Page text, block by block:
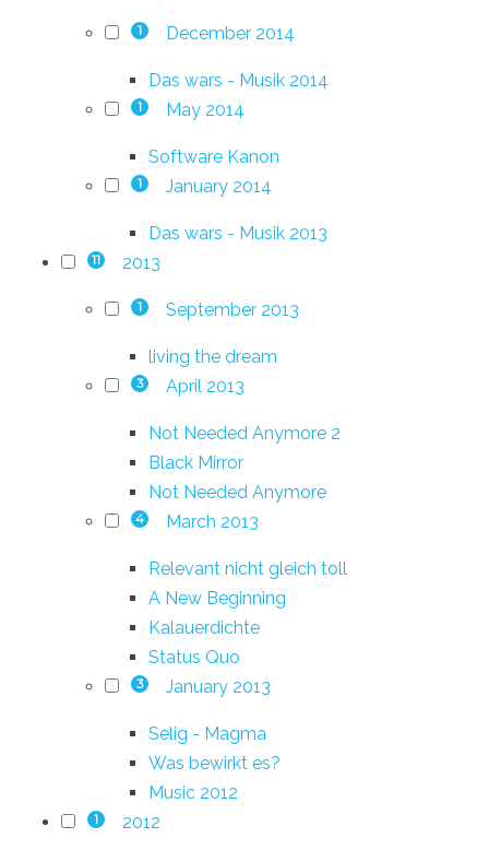
1 December 2014
Das wars - Musik 2014
1 May 2014
Software Kanon
1 January 2014
Das wars - Musik 2013
11 2013
1 September 2013
living the dream
3 April 2013
Not Needed Anymore 2
Black Mirror
Not Needed Anymore
4 March 2013
Relevant nicht gleich toll
A New Beginning
Kalauerdichte
Status Quo
3 January 2013
Selig - Magma
Was bewirkt es?
Music 2012
1 2012